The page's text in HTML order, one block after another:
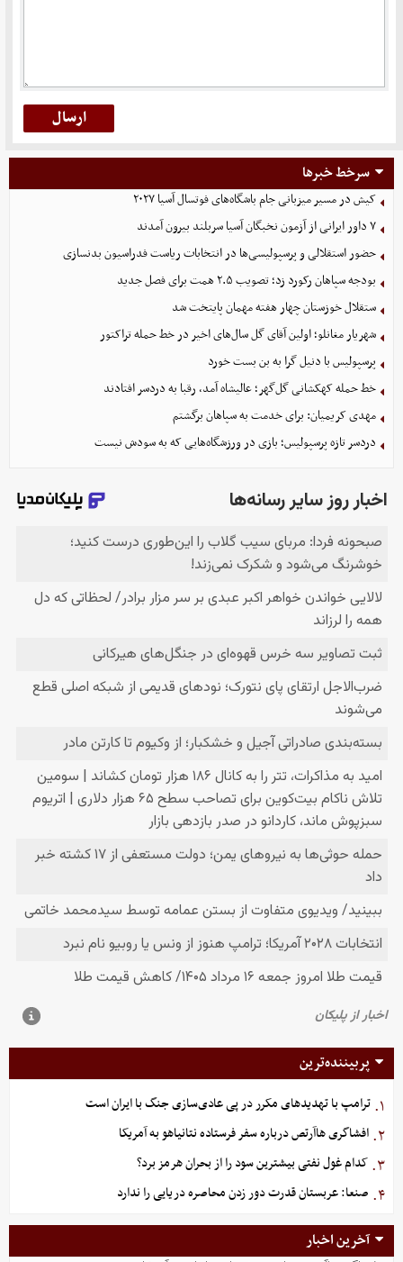
سرخط خبرها
کیش در مسیر میزبانی جام باشگاه‌های فوتسال آسیا ۲۰۲۷
۷ داور ایرانی از آزمون نخبگان آسیا سربلند بیرون آمدند
حضور استقلالی و پرسپولیسی‌ها در انتخابات ریاست فدراسیون بدنسازی
بودجه سپاهان رکورد زد؛ تصویب ۲.۵ همت برای فصل جدید
ستقلال خوزستان چهار هفته مهمان پایتخت شد
شهریار مغانلو؛ اولین آقای گل سال‌های اخیر در خط حمله تراکتور
پرسپولیس با دنیل گرا به بن بست خورد
خط حمله کهکشانی گل‌گهر؛ عالیشاه آمد، رقبا به دردسر افتادند
مهدی کریمیان: برای خدمت به سپاهان برگشتم
دردسر تازه پرسپولیس؛ بازی در ورزشگاه‌هایی که به سودش نیست
پربیننده‌ترین
۱. ترامپ با تهدیدهای مکرر در پی عادی‌سازی جنگ با ایران است
۲. افشاگری هاآرتص درباره سفر فرستاده نتانیاهو به آمریکا
۳. کدام غول نفتی بیشترین سود را از بحران هرمز برد؟
۴. صنعا: عربستان قدرت دور زدن محاصره دریایی را ندارد
آخرین اخبار